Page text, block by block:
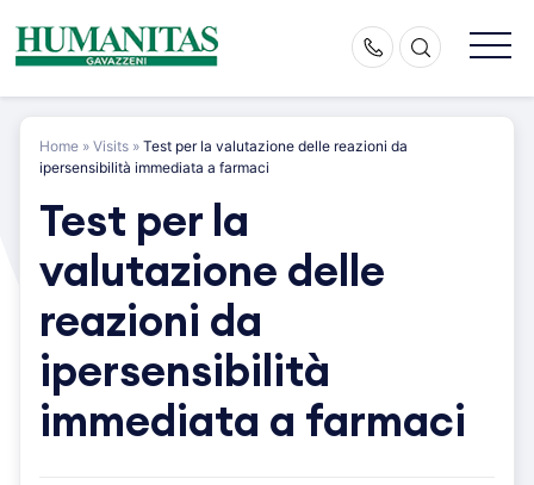
content
Home » Visits » Test per la valutazione delle reazioni da
ipersensibilità immediata a farmaci
Test per la
valutazione delle
reazioni da
ipersensibilità
immediata a farmaci